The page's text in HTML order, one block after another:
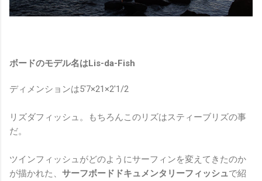
ボードのモデル名はLis-da-Fish
ディメンションは5'7×21×2'1/2
リズダフィッシュ。もちろんこのリズはスティーブリズの事
だ。
ツインフィッシュがどのようにサーフィンを変えてきたのか
が描かれた、 サーフボードドキュメンタリーフィッシュで紹